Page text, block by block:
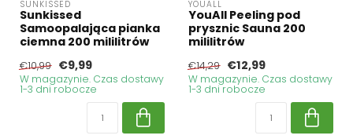
SUNKISSED
Sunkissed
Samoopalająca pianka
ciemna 200 mililitrów
€10,99 €9,99
W magazynie. Czas dostawy
1-3 dni robocze
YOUALL
YouAll Peeling pod
prysznic Sauna 200
mililitrów
€14,29 €12,99
W magazynie. Czas dostawy
1-3 dni robocze